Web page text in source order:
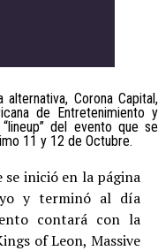
Corona Capital,
de Entretenimiento y
del evento que se
11 y 12 de Octubre.
se inició en la página
y terminó al día
contará con la
of Leon, Massive